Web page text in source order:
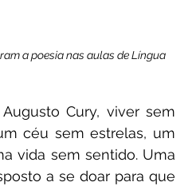
a poesia nas aulas de Língua
Cury, viver sem
céu sem estrelas, um
vida sem sentido. Uma
a se doar para que